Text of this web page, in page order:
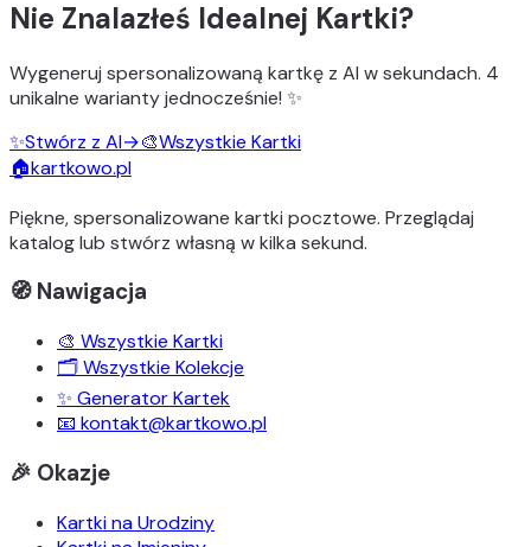
Nie Znalazłeś Idealnej Kartki?
Wygeneruj spersonalizowaną kartkę z AI w sekundach. 4
unikalne wariantyjednocześnie! ✨
✨Stwórz z AI→🎨Wszystkie Kartki
🏠kartkowo.pl
Piękne, spersonalizowane kartki pocztowe. Przeglądaj
katalog lub stwórz własną w kilka sekund.
🧭 Nawigacja
🎨 Wszystkie Kartki
🗂️ Wszystkie Kolekcje
✨ Generator Kartek
📧 kontakt@kartkowo.pl
🎉 Okazje
Kartki na Urodziny